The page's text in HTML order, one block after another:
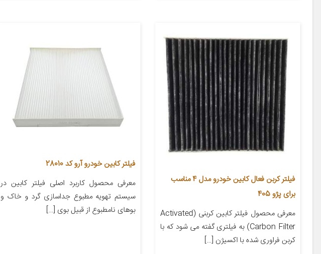
فیلتر کربن فعال کابین خودرو مدل 4 مناسب
برای پژو 405
معرفی محصول فیلتر کابین کربنی (Activated
Carbon Filter) به فیلتری گفته می شود که با
کربن فراوری شده با اکسیژن […]
فیلتر کابین خودرو آرو کد 28010
معرفی محصول کاربرد اصلی فیلتر کابین در
سیستم تهویه مطبوع جداسازی گرد و خاک و
بوهای نامطبوع از قبیل بوی […]